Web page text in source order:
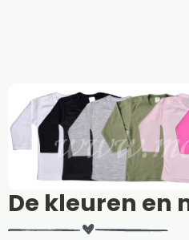
De kleuren en